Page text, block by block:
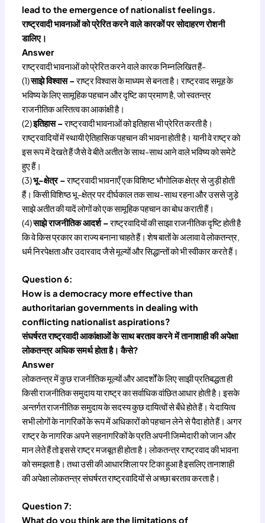
lead to the emergence of nationalist feelings.
राष्ट्रवादी भावनाओं को प्रेरित करने वाले कारकों पर सोदाहरण रोशनी
डालिए।
Answer
राष्ट्रवादी भावनाओं को प्रेरित करने वाले कारक निम्नलिखित हैं-
(1)साझे विश्वास –राष्ट्र विश्वास के माध्यम से बनता है। राष्ट्रवाद समूह के
भविष्य के लिए सामूहिक पहचान और दृष्टि का प्रमाण है, जो स्वतन्त्र
राजनीतिक अस्तित्व का आकांक्षी है।
(2)इतिहास –राष्ट्रवादी भावनाओं को इतिहास भी प्रेरित करती है।
राष्ट्रवादियों में स्थायी ऐतिहासिक पहचान की भावना होती है। यानी वे राष्ट्र को
इस रूप में देखते हैं जैसे वे बीते अतीत के साथ-साथ आने वाले भविष्य को समेटे
हुए हैं।
(3)भू-क्षेत्र –राष्ट्रवादी भावनाएँ एक विशिष्ट भौगोलिक क्षेत्र से जुड़ी होती
हैं। किसी विशिष्ठ भू-क्षेत्र पर दीर्घकाल तक साथ-साथ रहना और उससे जुड़े
साझे अतीत की यादें लोगों को एक सामूहिक पहचान का बोध कराती हैं।
(4)साझे राजनीतिक आदर्श –राष्ट्रवादियों की साझा राजनीतिक दृष्टि होती है
कि वे किस प्रकार का राज्य बनाना चाहते हैं। शेष बातों के अलावा वे लोकतन्त्र,
धर्म निरपेक्षता और उदारवाद जैसे मूल्यों और सिद्धान्तों को भी स्वीकार करते हैं।
Question 6:
How is a democracy more effective than
authoritarian governments in dealing with
conflicting nationalist aspirations?
संघर्षरत राष्ट्रवादी आकांक्षाओं के साथ बरताव करने में तानाशाही की अपेक्षा
लोकतन्त्र अधिक समर्थ होता है। कैसे?
Answer
लोकतन्त्र में कुछ राजनीतिक मूल्यों और आदर्शों के लिए साझी प्रतिबद्धता ही
किसी राजनीतिक समुदाय या राष्ट्र का सर्वाधिक वांछित आधार होती है। इसके
अन्तर्गत राजनीतिक समुदाय के सदस्य कुछ दायित्वों से बँधे होते हैं। ये दायित्व
सभी लोगों के नागरिकों के रूप में अधिकारों को पहचान लेने से पैदा होते हैं। अगर
राष्ट्र के नागरिक अपने सहनागरिकों के प्रति अपनी जिम्मेदारी को जान और
मान लेते हैं तो इससे राष्ट्र मजबूत ही होता है। लोकतन्त्र राष्ट्रवाद की भावना
को समझता है। तथा उसी की आधारशिला पर टिका हुआ है इसलिए तानाशाही
की अपेक्षा लोकतन्त्र संघर्षरत राष्ट्रवादियों से अच्छा बरताव करता है।
Question 7:
What do you think are the limitations of